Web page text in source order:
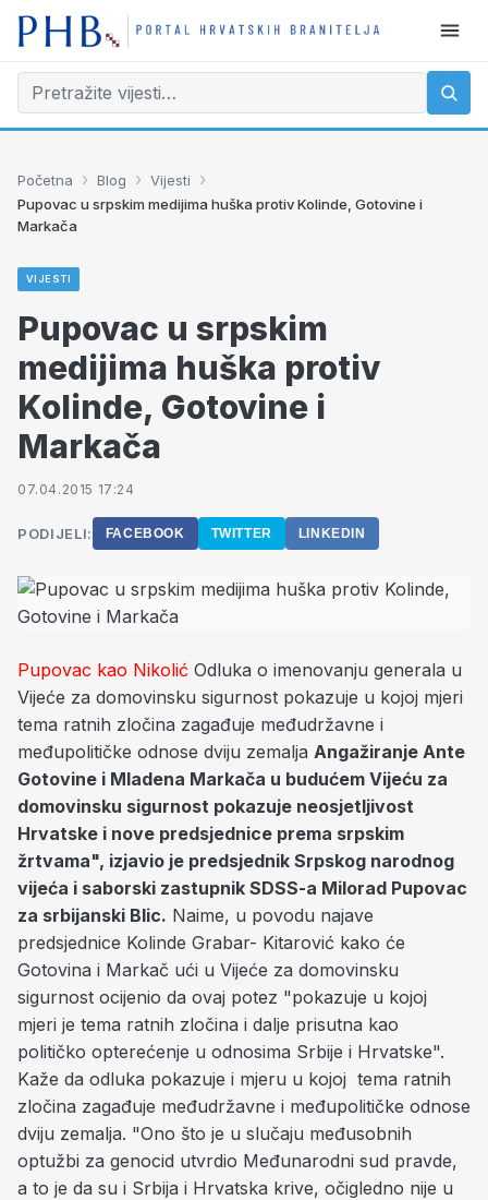
Početna › Blog › Vijesti ›
Pupovac u srpskim medijima huška protiv Kolinde, Gotovine i
Markača
VIJESTI
Pupovac u srpskim
medijima huška protiv
Kolinde, Gotovine i
Markača
07.04.2015 17:24
PODIJELI: FACEBOOK TWITTER LINKEDIN
Pupovac kao Nikolić Odluka o imenovanju generala u
Vijeće za domovinsku sigurnost pokazuje u kojoj mjeri
tema ratnih zločina zagađuje međudržavne i
međupolitičke odnose dviju zemalja Angažiranje Ante
Gotovine i Mladena Markača u budućem Vijeću za
domovinsku sigurnost pokazuje neosjetljivost
Hrvatske i nove predsjednice prema srpskim
žrtvama", izjavio je predsjednik Srpskog narodnog
vijeća i saborski zastupnik SDSS-a Milorad Pupovac
za srbijanski Blic. Naime, u povodu najave
predsjednice Kolinde Grabar- Kitarović kako će
Gotovina i Markač ući u Vijeće za domovinsku
sigurnost ocijenio da ovaj potez "pokazuje u kojoj
mjeri je tema ratnih zločina i dalje prisutna kao
političko opterećenje u odnosima Srbije i Hrvatske".
Kaže da odluka pokazuje i mjeru u kojoj tema ratnih
zločina zagađuje međudržavne i međupolitičke odnose
dviju zemalja. "Ono što je u slučaju međusobnih
optužbi za genocid utvrdio Međunarodni sud pravde,
a to je da su i Srbija i Hrvatska krive, očigledno nije u